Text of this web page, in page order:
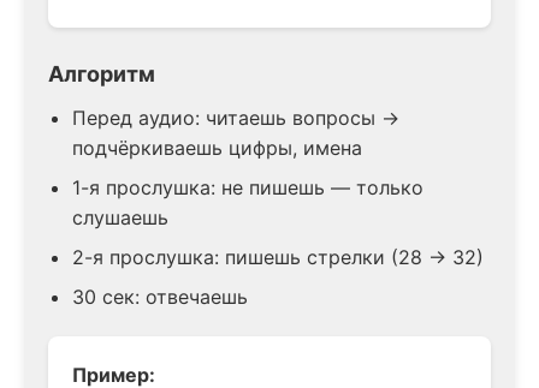
Алгоритм
Перед аудио: читаешь вопросы →
подчёркиваешь цифры, имена
1-я прослушка: не пишешь — только
слушаешь
2-я прослушка: пишешь стрелки (28 → 32)
30 сек: отвечаешь
Пример: